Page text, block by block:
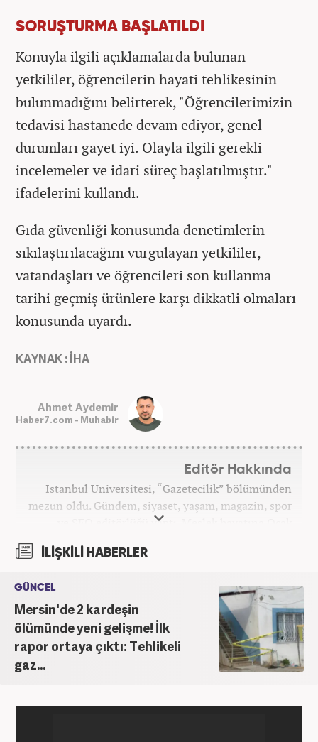
SORUŞTURMA BAŞLATILDI
Konuyla ilgili açıklamalarda bulunan
yetkililer, öğrencilerin hayati tehlikesinin
bulunmadığını belirterek, "Öğrencilerimizin
tedavisi hastanede devam ediyor, genel
durumları gayet iyi. Olayla ilgili gerekli
incelemeler ve idari süreç başlatılmıştır."
ifadelerini kullandı.
Gıda güvenliği konusunda denetimlerin
sıkılaştırılacağını vurgulayan yetkililer,
vatandaşları ve öğrencileri son kullanma
tarihi geçmiş ürünlere karşı dikkatli olmaları
konusunda uyardı.
KAYNAK : İHA
Ahmet Aydemir
Haber7.com - Muhabir
Editör Hakkında
İstanbul Üniversitesi, “Gazetecilik” bölümünden
mezun oldu. Gündem, siyaset, yaşam, magazin, spor
ve SEO editörlüğü yaptı. Meslek hayatına Ocak
İLİŞKİLİ HABERLER
GÜNCEL
Mersin'de 2 kardeşin
ölümünde yeni gelişme! İlk
rapor ortaya çıktı: Tehlikeli
gaz...